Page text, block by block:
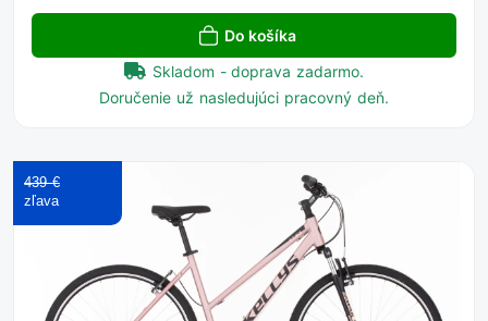
Do košíka
Skladom - doprava zadarmo.
Doručenie už nasledujúci pracovný deň.
439 €